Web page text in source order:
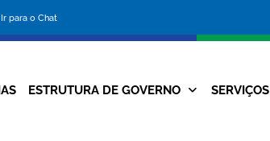
Ir para o Chat
da
Prefeitura
Navegação
ESTRUTURA DE GOVERNO SERVIÇOS